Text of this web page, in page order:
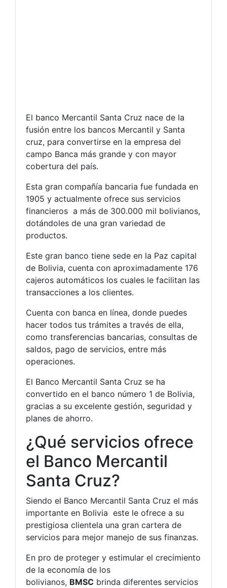
El banco Mercantil Santa Cruz nace de la
fusión entre los bancos Mercantil y Santa
cruz, para convertirse en la empresa del
campo Banca más grande y con mayor
cobertura del país.
Esta gran compañía bancaria fue fundada en
1905 y actualmente ofrece sus servicios
financieros a más de 300.000 mil bolivianos,
dotándoles de una gran variedad de
productos.
Este gran banco tiene sede en la Paz capital
de Bolivia, cuenta con aproximadamente 176
cajeros automáticos los cuales le facilitan las
transacciones a los clientes.
Cuenta con banca en línea, donde puedes
hacer todos tus trámites a través de ella,
como transferencias bancarias, consultas de
saldos, pago de servicios, entre más
operaciones.
El Banco Mercantil Santa Cruz se ha
convertido en el banco número 1 de Bolivia,
gracias a su excelente gestión, seguridad y
planes de ahorro.
¿Qué servicios ofrece
el Banco Mercantil
Santa Cruz?
Siendo el Banco Mercantil Santa Cruz el más
importante en Bolivia este le ofrece a su
prestigiosa clientela una gran cartera de
servicios para mejor manejo de sus finanzas.
En pro de proteger y estimular el crecimiento
de la economía de los
bolivianos, BMSC brinda diferentes servicios